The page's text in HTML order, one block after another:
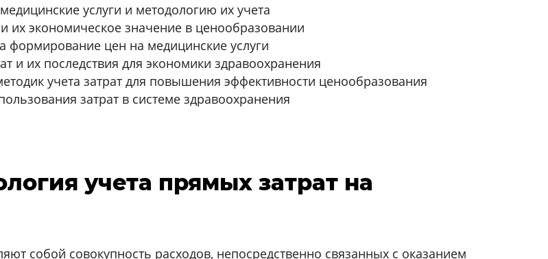
услуги и методологию их учета
их экономическое значение в ценообразовании
формирование цен на медицинские услуги
и их последствия для экономики здравоохранения
учета затрат для повышения эффективности ценообразования
затрат в системе здравоохранения
учета прямых затрат на
собой совокупность расходов, непосредственно связанных с оказанием